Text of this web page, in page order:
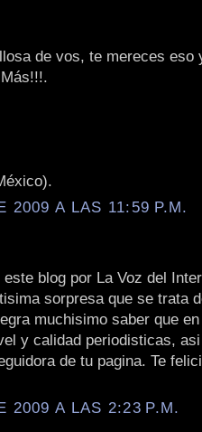
de vos, te mereces eso
2009 A LAS 11:59 P.M.
blog por La Voz del
sorpresa que se trata
muchisimo saber que
y calidad periodisticas,
de tu pagina. Te
2009 A LAS 2:23 P.M.